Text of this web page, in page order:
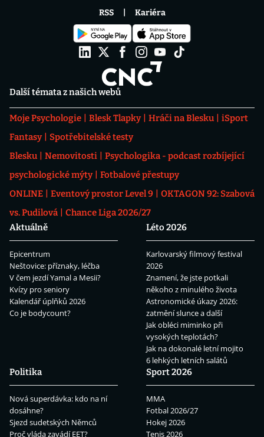
Další témata z našich webů
Moje Psychologie Blesk Tlapky Hráči na Blesku
iSport
Fantasy
Spotřebitelské testy
Blesku
Nemovitosti
Psychologika - podcast rozbíjející
psychologické mýty
Fotbalové přestupy
ONLINE
Eventový prostor Level 9
OKTAGON 92: Szabová
vs. Pudilová
Chance Liga 2026/27
Aktuálně
Epicentrum
Neštovice: příznaky, léčba
V čem jezdí Yamal a Mesii?
Kvízy pro seniory
Kalendář úplňků 2026
Co je bodycount?
Léto 2026
Karlovarský filmový festival
2026
Znamení, že jste potkali
někoho z minulého života
Astronomické úkazy 2026:
zatmění slunce a další
Jak obléci miminko při
vysokých teplotách?
Jak na dokonalé letní mojito
6 lehkých letních salátů
Politika
Nová superdávka: kdo na ní
dosáhne?
Sjezd sudetských Němců
Proč vláda zavádí EET?
Sport 2026
MMA
Fotbal 2026/27
Hokej 2026
Tenis 2026
RSS Kariéra